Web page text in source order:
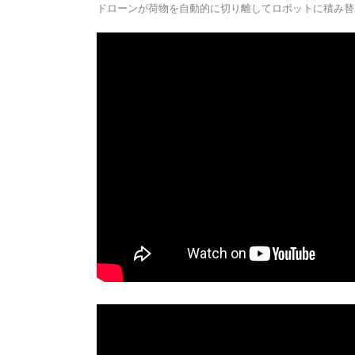
ドローンが荷物を自動的に切り離してロボットに積み